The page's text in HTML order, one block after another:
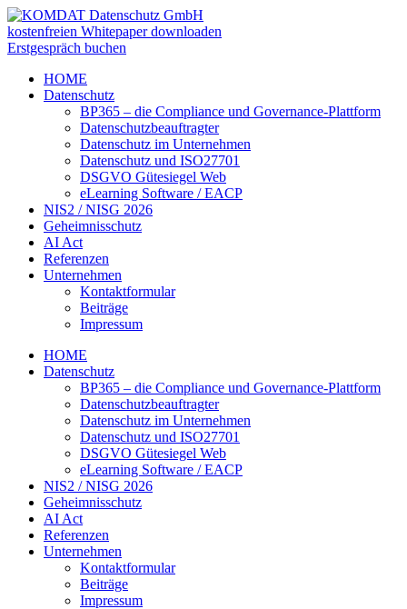
kostenfreien Whitepaper downloaden
Erstgespräch buchen
HOME
Datenschutz
BP365 – die Compliance und Governance-Plattform
Datenschutzbeauftragter
Datenschutz im Unternehmen
Datenschutz und ISO27701
DSGVO Gütesiegel Web
eLearning Software / EACP
NIS2 / NISG 2026
Geheimnisschutz
AI Act
Referenzen
Unternehmen
Kontaktformular
Beiträge
Impressum
HOME
Datenschutz
BP365 – die Compliance und Governance-Plattform
Datenschutzbeauftragter
Datenschutz im Unternehmen
Datenschutz und ISO27701
DSGVO Gütesiegel Web
eLearning Software / EACP
NIS2 / NISG 2026
Geheimnisschutz
AI Act
Referenzen
Unternehmen
Kontaktformular
Beiträge
Impressum